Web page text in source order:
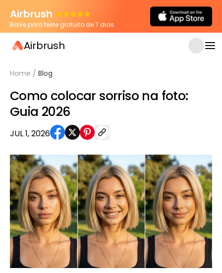
Airbrush
Baixe para teste gratuito de 7 dias
Airbrush
Home / Blog
Como colocar sorriso na foto:
Guia 2026
JUL 1, 2026